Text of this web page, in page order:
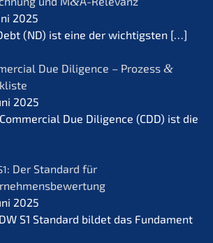
2025
(ND) ist eine der wichtigs­ten […]
Due Diligence – Prozess &
2025
Due Diligence (CDD) ist die
: Der Standard für
2025
S1 Standard bildet das Funda­ment